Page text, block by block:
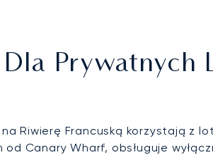
Riwierę Francuską korzystają z
od Canary Wharf, obsługuje